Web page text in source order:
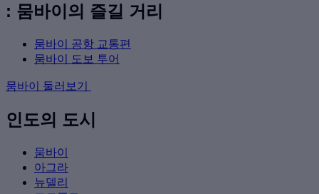
: 뭄바이의 즐길 거리
뭄바이 공항 교통편
뭄바이 도보 투어
뭄바이 둘러보기
인도의 도시
뭄바이
아그라
뉴델리